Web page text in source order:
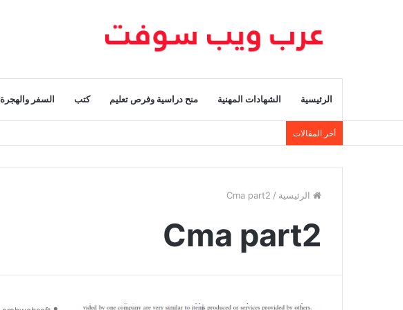
الرئيسية الشهادات المهنية منح دراسية وفرص تعليم كتب السفر والهجرة
أخر المقالات
الرئيسية /
Cma part2
Cma part2